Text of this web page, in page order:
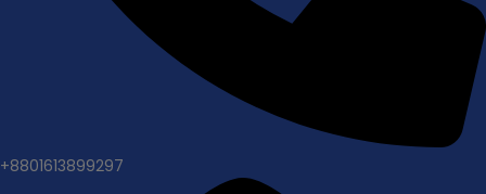
+8801613899297